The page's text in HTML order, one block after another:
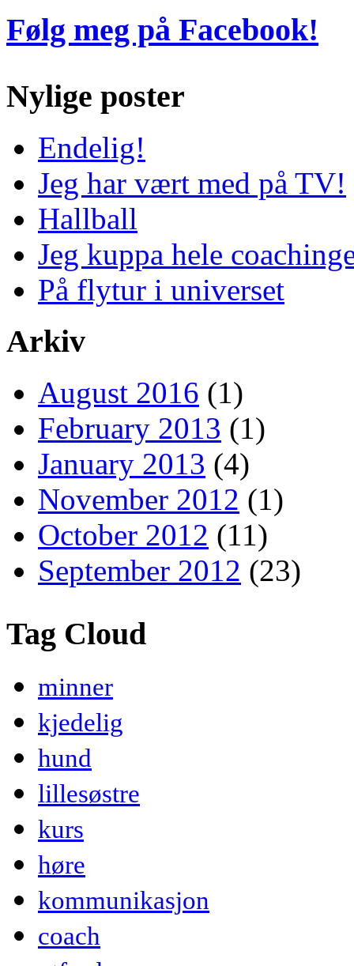
Følg meg på Facebook!
Nylige poster
Endelig!
Jeg har vært med på TV!
Hallball
Jeg kuppa hele
På flytur i universet
Arkiv
August 2016 (1)
February 2013 (1)
January 2013 (4)
November 2012 (1)
October 2012 (11)
September 2012 (23)
Tag Cloud
minner
kjedelig
hund
lillesøstre
kurs
høre
kommunikasjon
coach